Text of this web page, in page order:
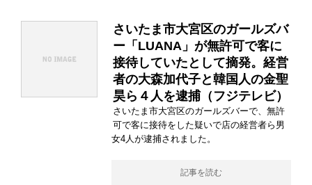
さいたま市大宮区のガールズバ
ー「LUANA」が無許可で客に
接待していたとして摘発。経営
者の大森加代子と韓国人の金聖
昊ら４人を逮捕（フジテレビ）
さいたま市大宮区のガールズバーで、無許
可で客に接待をした疑いで店の経営者ら男
女4人が逮捕されました。
記事を読む